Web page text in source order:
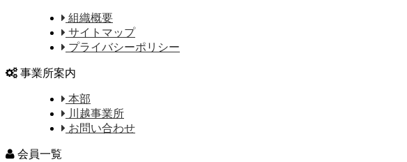
組織概要
サイトマップ
プライバシーポリシー
事業所案内
本部
川越事業所
お問い合わせ
会員一覧